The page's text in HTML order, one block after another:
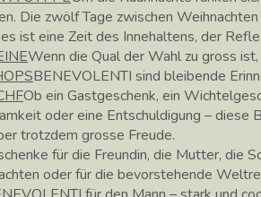
Die zwölf Tage zwischen
ist eine Zeit des Innehaltens, der
Wenn die Qual der Wahl zu gross
BENEVOLENTI sind bleibende
Ob ein Gastgeschenk, ein
oder eine Entschuldigung – diese
trotzdem grosse Freude.
für die Freundin, die Mutter, die
oder für die bevorstehende